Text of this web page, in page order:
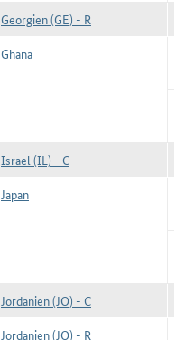
Georgien (GE) - R
Ghana
Israel (IL) - C
Japan
Jordanien (JO) - C
Jordanien (JO) - R